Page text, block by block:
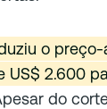
o
US$ 2.600
do